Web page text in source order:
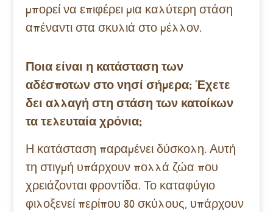
μπορεί να επιφέρει μια καλύτερη στάση
απέναντι στα σκυλιά στο μέλλον.
Ποια είναι η κατάσταση των
αδέσποτων στο νησί σήμερα; Έχετε
δει αλλαγή στη στάση των κατοίκων
τα τελευταία χρόνια;
Η κατάσταση παραμένει δύσκολη. Αυτή
τη στιγμή υπάρχουν πολλά ζώα που
χρειάζονται φροντίδα. Το καταφύγιο
φιλοξενεί περίπου 80 σκύλους, υπάρχουν